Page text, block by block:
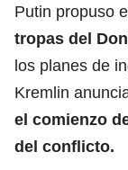
Putin propuso
tropas del
los planes de
Kremlin
el comienzo
del conflicto.